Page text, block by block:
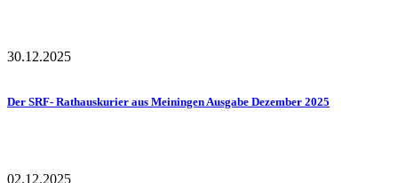
30.12.2025
Der SRF- Rathauskurier aus Meiningen Ausgabe Dezember 2025
02.12.2025